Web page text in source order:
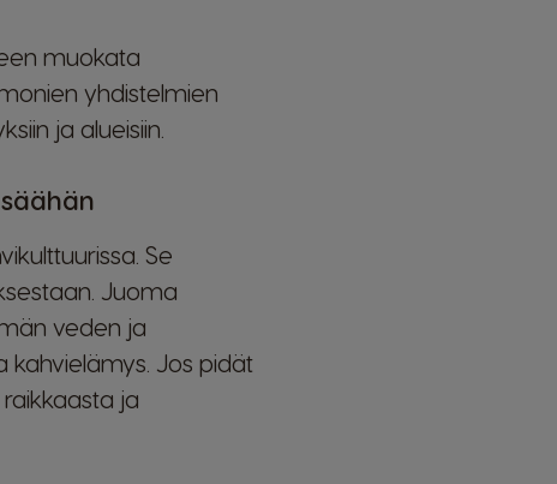
muokata
yhdistelmien
ja alueisiin.
Se
Juoma
veden ja
kahvielämys. Jos pidät
ja